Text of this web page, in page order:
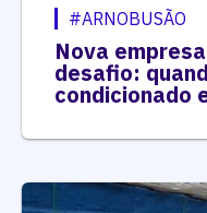
#ARNOBUSÃO
Nova
desafio:
condicionado